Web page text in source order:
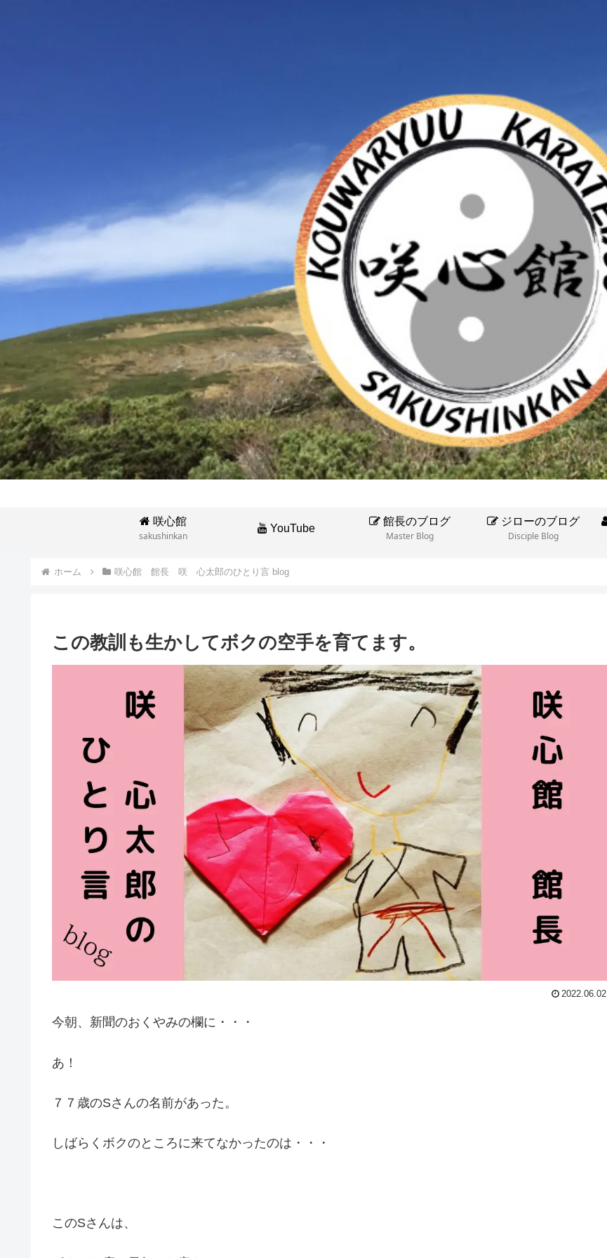
咲心館
sakushinkan
YouTube
館長のブログ
Master Blog
ジローのブログ
Disciple Blog
ホーム 咲心館 館長 咲 心太郎のひとり言 blog
この教訓も生かしてボクの空手を育てます。
2022.06.02
今朝、新聞のおくやみの欄に・・・
あ！
７７歳のSさんの名前があった。
しばらくボクのところに来てなかったのは・・・
このSさんは、